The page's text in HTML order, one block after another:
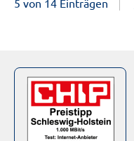
5 von 14 Einträgen